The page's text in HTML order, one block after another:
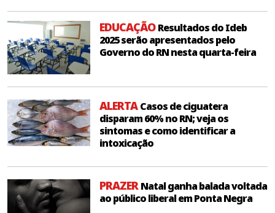
EDUCAÇÃOResultados do Ideb
2025 serão apresentados pelo
Governo do RN nesta quarta-feira
ALERTACasos de ciguatera
disparam 60% no RN; veja os
sintomas e como identificar a
intoxicação
PRAZERNatal ganha balada voltada
ao público liberal em Ponta Negra